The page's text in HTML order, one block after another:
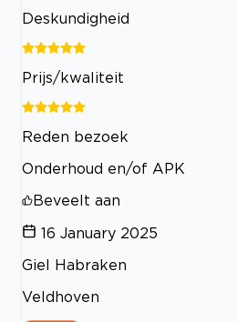
Deskundigheid
Prijs/kwaliteit
Reden bezoek
Onderhoud en/of APK
Beveelt aan
16 January 2025
Giel Habraken
Veldhoven